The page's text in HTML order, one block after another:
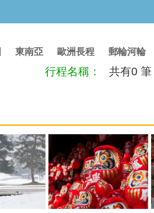
東南亞 歐洲長程 郵輪河輪
行程名稱： 共有0 筆